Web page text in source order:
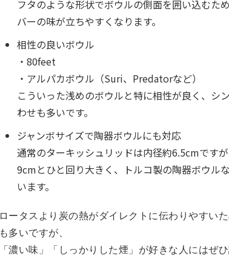
フタのような形状でボウルの側面を囲い込むた
バーの味が立ちやすくなります。
相性の良いボウル
・80feet
・アルパカボウル（Suri、Predatorなど）
こういった浅めのボウルと特に相性が良く、シ
わせも多いです。
ジャンボサイズで陶器ボウルにも対応
通常のターキッシュリッドは内径約6.5cmです
9cmとひと回り大きく、トルコ製の陶器ボウル
います。
ロータスより炭の熱がダイレクトに伝わりやすい
も多いですが、
「濃い味」「しっかりした煙」が好きな人にはぜ